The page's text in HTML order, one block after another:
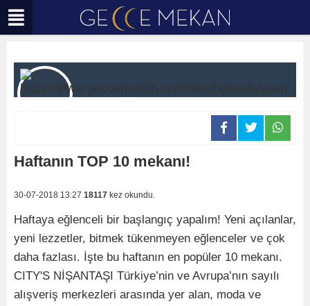
Haftanın TOP 10 mekanı!
30-07-2018 13:27 18117 kez okundu.
Haftaya eğlenceli bir başlangıç yapalım! Yeni açılanlar,
yeni lezzetler, bitmek tükenmeyen eğlenceler ve çok
daha fazlası. İşte bu haftanın en popüler 10 mekanı.
CITY'S NİŞANTAŞI Türkiye’nin ve Avrupa’nın sayılı
alışveriş merkezleri arasında yer alan, moda ve